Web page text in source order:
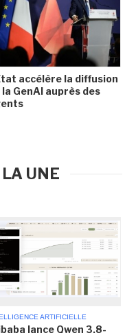
accélère la diffusion
la GenAI auprès des
UNE
ARTIFICIELLE
lance Qwen 3.8-